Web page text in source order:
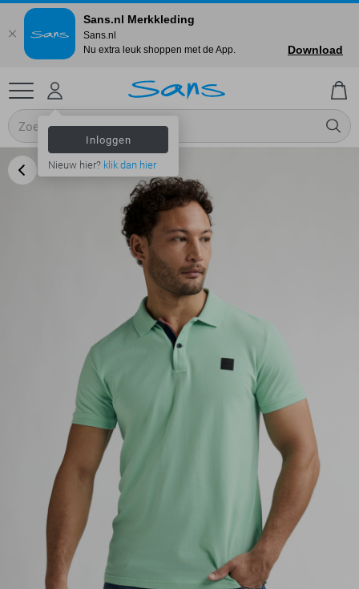
Inloggen
Nieuw hier? klik dan hier
Sans.nl Merkkleding
Sans.nl
Nu extra leuk shoppen met de App.
Download